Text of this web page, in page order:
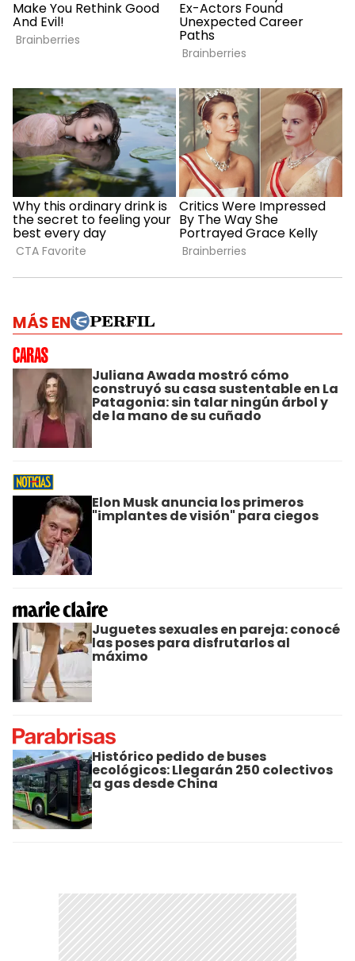
MÁS EN
Juliana Awada mostró cómo
construyó su casa sustentable en La
Patagonia: sin talar ningún árbol y
de la mano de su cuñado
Elon Musk anuncia los primeros
"implantes de visión" para ciegos
Juguetes sexuales en pareja: conocé
las poses para disfrutarlos al
máximo
Histórico pedido de buses
ecológicos: Llegarán 250 colectivos
a gas desde China